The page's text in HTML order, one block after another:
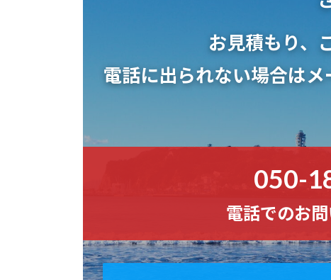
お見積もり、
電話に出られない場合はメ
050-
電話でのお